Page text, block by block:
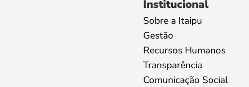
Institucional
Sobre a Itaipu
Gestão
Recursos Humanos
Transparência
Comunicação Social